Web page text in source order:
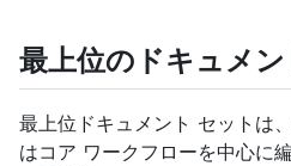
最上位のドキュメ
最上位ドキュメント セットは
はコア ワークフローを中心に